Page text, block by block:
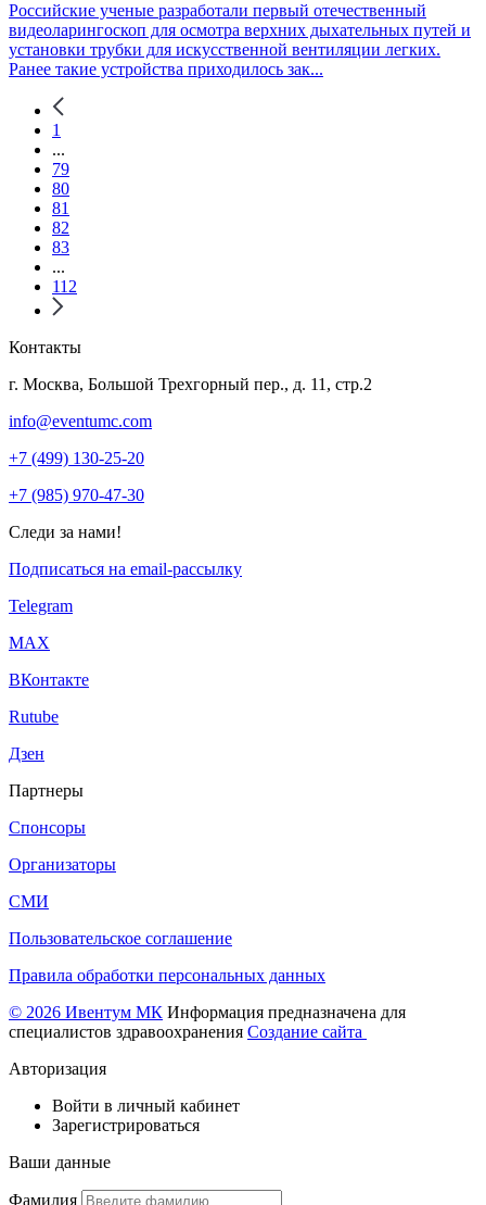
Российские ученые разработали первый отечественный
видеоларингоскоп для осмотра верхних дыхательных путей и
установки трубки для искусственной вентиляции легких.
Ранее такие устройства приходилось зак...
1
...
79
80
81
82
83
...
112
Контакты
г. Москва, Большой Трехгорный пер., д. 11, стр.2
info@eventumc.com
+7 (499) 130-25-20
+7 (985) 970-47-30
Следи за нами!
Подписаться на email-рассылку
Telegram
МАХ
ВКонтакте
Rutube
Дзен
Партнеры
Спонсоры
Организаторы
СМИ
Пользовательское соглашение
Правила обработки персональных данных
© 2026 Ивентум МК Информация предназначена для
специалистов здравоохранения Создание сайта
Авторизация
Войти в личный кабинет
Зарегистрироваться
Ваши данные
Фамилия